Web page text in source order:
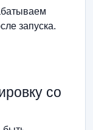
запуска.
со